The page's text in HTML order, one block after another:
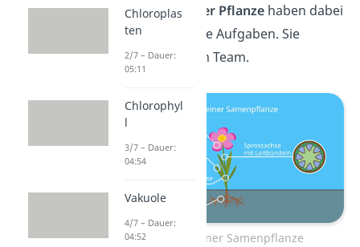
Bestandteile der Pflanze haben dabei
unterschiedliche Aufgaben. Sie
arbeiten also im Team.
Aufbau einer Samenpflanze
Chloroplas
ten
2/7 – Dauer:
05:11
Chlorophyl
l
3/7 – Dauer:
04:54
Vakuole
4/7 – Dauer:
04:52